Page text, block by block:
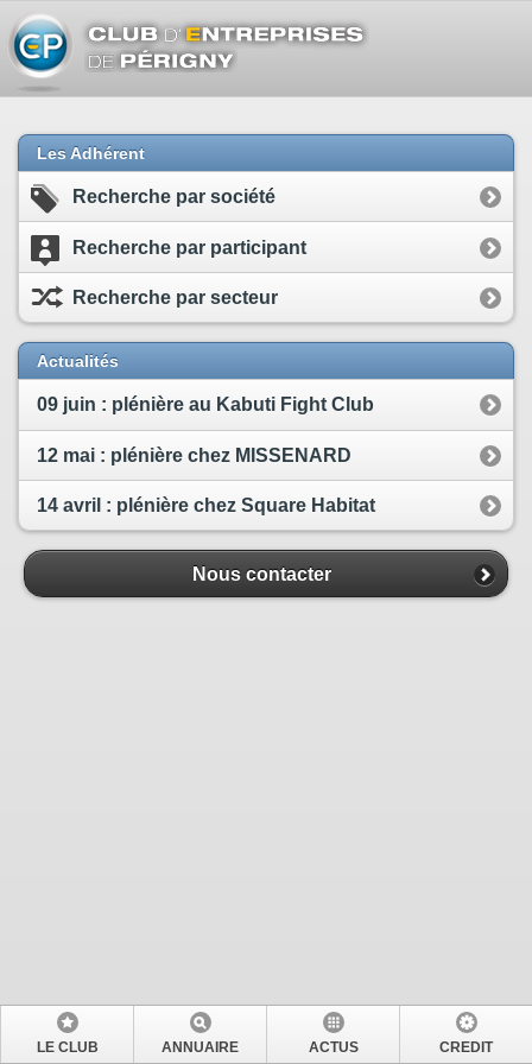
Les Adhérent
Recherche par société
Recherche par participant
Recherche par secteur
Actualités
09 juin : plénière au Kabuti Fight Club
12 mai : plénière chez MISSENARD
14 avril : plénière chez Square Habitat
Nous contacter
LE CLUB ANNUAIRE ACTUS CREDIT